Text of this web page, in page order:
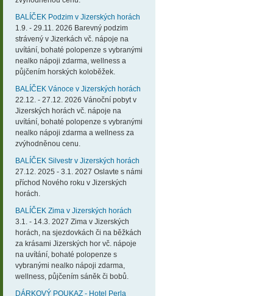
BALÍČEK Podzim v Jizerských horách
1.9. - 29.11. 2026 Barevný podzim
strávený v Jizerkách vč. nápoje na
uvítání, bohaté polopenze s vybranými
nealko nápoji zdarma, wellness a
půjčením horských koloběžek.
BALÍČEK Vánoce v Jizerských horách
22.12. - 27.12. 2026 Vánoční pobyt v
Jizerských horách vč. nápoje na
uvítání, bohaté polopenze s vybranými
nealko nápoji zdarma a wellness za
zvýhodněnou cenu.
BALÍČEK Silvestr v Jizerských horách
27.12. 2025 - 3.1. 2027 Oslavte s námi
příchod Nového roku v Jizerských
horách.
BALÍČEK Zima v Jizerských horách
3.1. - 14.3. 2027 Zima v Jizerských
horách, na sjezdovkách či na běžkách
za krásami Jizerských hor vč. nápoje
na uvítání, bohaté polopenze s
vybranými nealko nápoji zdarma,
wellness, půjčením sáněk či bobů.
DÁRKOVÝ POUKAZ - Hotel Perla